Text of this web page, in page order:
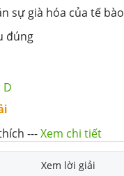
sự già hóa của tế bào
đúng
D
---Xem chi tiết
Xem lời giải